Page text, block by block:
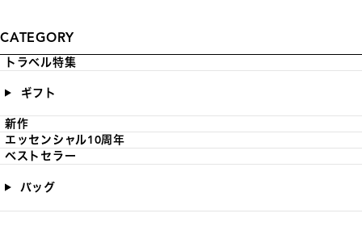
CATEGORY
トラベル特集
ギフト
新作
エッセンシャル10周年
ベストセラー
バッグ